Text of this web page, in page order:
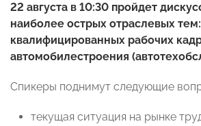
22 августа в 10:30 пройдет
наиболее острых отраслевых
квалифицированных рабочих
автомобилестроения
Спикеры поднимут следующие
текущая ситуация на рынке